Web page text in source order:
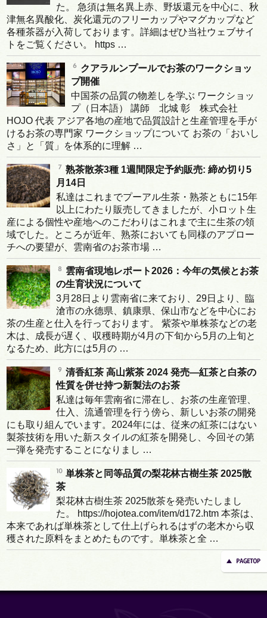
た。 急須は無名異上赤、野坂還元を中心に、秋
津無名異酸化、炭化還元のフリーカップやマグカップなど
各種茶器が入荷しております。詳細はぜひ当社ウェブサイ
トをご覧ください。 https …
クアラルンプールでお茶のワークショッ
プ開催
中国茶の品質の物差しを学ぶ ワークショッ
プ（日本語） 講師 北城 彰 株式会社
HOJO 代表 アジア各地の産地で品質設計と生産管理を手が
けるお茶の専門家 ワークショップについて お茶の「おいし
さ」と「質」を体系的に理解 …
熟茶散茶3種 1週間限定予約販売: 締め切り5
月14日
私達はこれまでプーアル生茶・熟茶ともに15年
以上にわたり販売してきましたが、小ロット生
産による個性や産地へのこだわりはこれまで主に生茶の領
域でした。ところが近年、熟茶においても同様のアプロー
チへの要望が、雲南省のお茶市場 …
雲南省現地レポート2026：今年の気候とお茶
の生育状況について
3月28日より雲南省に来ており、29日より、臨
滄市の永德県、鎮康県、保山市などを中心にお
茶の生産と仕入を行っております。 紫茶や単株茶などの老
木は、成長が遅く、収穫時期が4月の下旬から5月の上旬と
なるため、此方には5月の …
清香紅茶 高山紫茶 2024 発売―紅茶と白茶の
性質を併せ持つ新製法のお茶
私達は毎年雲南省に滞在し、お茶の生産管理、
仕入、流通管理を行う傍ら、新しいお茶の開発
にも取り組んでいます。2024年には、従来の紅茶にはない
製茶技術を用いた新スタイルの紅茶を開発し、今回その第
一弾を発売することになりまし …
単株茶と同等品質の梨花林古樹生茶 2025散
茶
梨花林古樹生茶 2025散茶を発売いたしまし
た。 https://hojotea.com/item/d172.htm 本茶は、
本来であれば単株茶として仕上げられるはずの老木から収
穫された原料をまとめたものです。単株茶と全 …